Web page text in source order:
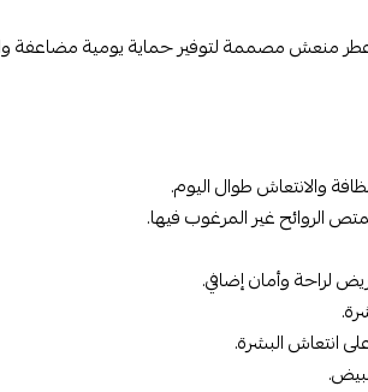
والانتعاش طوال اليوم.
الروائح غير المرغوب فيها.
لراحة وأمان إضافي.
انتعاش البشرة.